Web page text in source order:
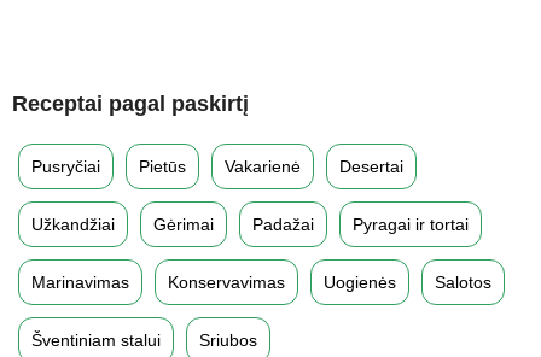
Receptai pagal paskirtį
Pusryčiai Pietūs Vakarienė Desertai
Užkandžiai Gėrimai Padažai Pyragai ir tortai
Marinavimas Konservavimas Uogienės Salotos
Šventiniam stalui Sriubos